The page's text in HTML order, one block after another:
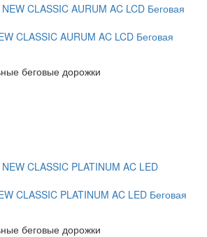
CLASSIC AURUM AC LCD Беговая
беговые дорожки
CLASSIC PLATINUM AC LED Беговая
беговые дорожки